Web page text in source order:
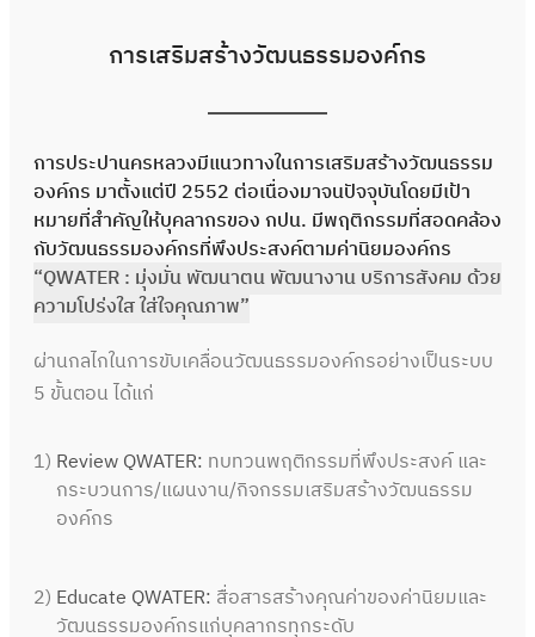
การเสริมสร้างวัฒนธรรมองค์กร
การประปานครหลวงมีแนวทางในการเสริมสร้างวัฒนธรรม
องค์กร มาตั้งแต่ปี 2552 ต่อเนื่องมาจนปัจจุบันโดยมีเป้า
หมายที่สำคัญให้บุคลากรของ กปน. มีพฤติกรรมที่สอดคล้อง
กับวัฒนธรรมองค์กรที่พึงประสงค์ตามค่านิยมองค์กร
“QWATER : มุ่งมั่น พัฒนาตน พัฒนางาน บริการสังคม ด้วย
ความโปร่งใส ใส่ใจคุณภาพ”
ผ่านกลไกในการขับเคลื่อนวัฒนธรรมองค์กรอย่างเป็นระบบ
5 ขั้นตอน ได้แก่
1) Review QWATER: ทบทวนพฤติกรรมที่พึงประสงค์ และ
กระบวนการ/แผนงาน/กิจกรรมเสริมสร้างวัฒนธรรม
องค์กร
2) Educate QWATER: สื่อสารสร้างคุณค่าของค่านิยมและ
วัฒนธรรมองค์กรแก่บุคลากรทุกระดับ